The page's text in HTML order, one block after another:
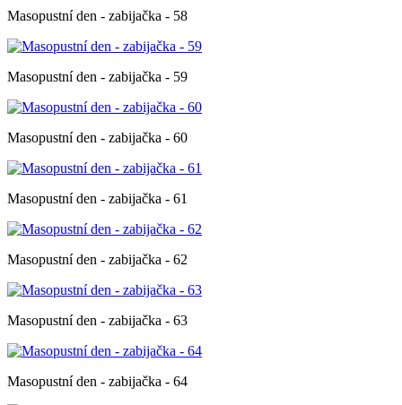
Masopustní den - zabijačka - 58
Masopustní den - zabijačka - 59
Masopustní den - zabijačka - 60
Masopustní den - zabijačka - 61
Masopustní den - zabijačka - 62
Masopustní den - zabijačka - 63
Masopustní den - zabijačka - 64